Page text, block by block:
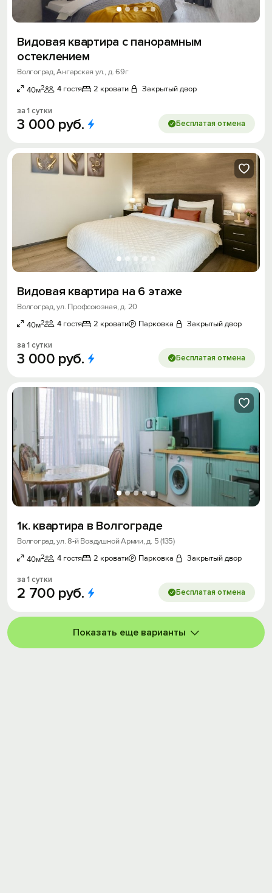
Видовая квартира с панорамным
остеклением
Волгоград, Ангарская ул., д. 69г
40м2 4 гостя 2 кровати Закрытый двор
за 1 сутки
3 000 руб. Бесплатая отмена
Видовая квартира на 6 этаже
Волгоград, ул. Профсоюзная, д. 20
40м2 4 гостя 2 кровати Парковка Закрытый двор
за 1 сутки
3 000 руб. Бесплатая отмена
1к. квартира в Волгограде
Волгоград, ул. 8-й Воздушной Армии, д. 5 (135)
40м2 4 гостя 2 кровати Парковка Закрытый двор
за 1 сутки
2 700 руб. Бесплатая отмена
Показать еще варианты